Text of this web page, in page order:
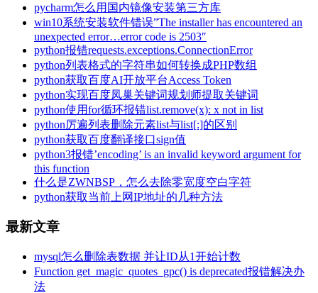
pycharm怎么用国内镜像安装第三方库
win10系统安装软件错误”The installer has encountered an
unexpected error…error code is 2503″
python报错requests.exceptions.ConnectionError
python列表格式的字符串如何转换成PHP数组
python获取百度AI开放平台Access Token
python实现百度凤巢关键词规划师提取关键词
python使用for循环报错list.remove(x): x not in list
python厉遍列表删除元素list与list[:]的区别
python获取百度翻译接口sign值
python3报错’encoding’ is an invalid keyword argument for
this function
什么是ZWNBSP，怎么去除零宽度空白字符
python获取当前上网IP地址的几种方法
最新文章
mysql怎么删除表数据 并让ID从1开始计数
Function get_magic_quotes_gpc() is deprecated报错解决办
法